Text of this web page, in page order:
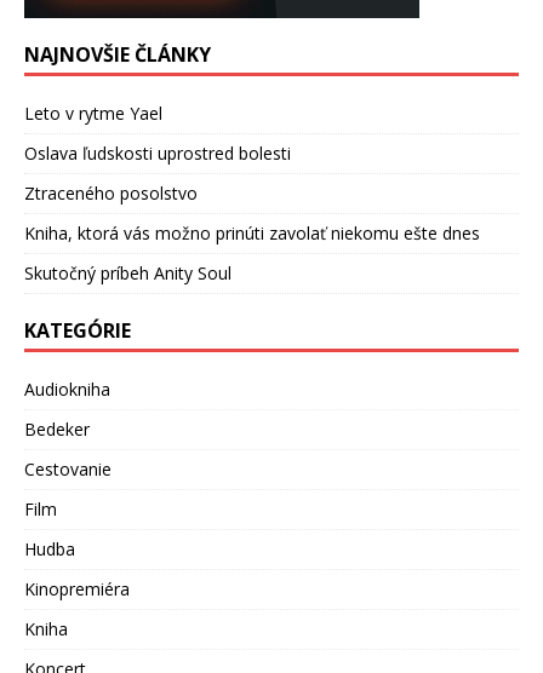
NAJNOVŠIE ČLÁNKY
Leto v rytme Yael
Oslava ľudskosti uprostred bolesti
Ztraceného posolstvo
Kniha, ktorá vás možno prinúti zavolať niekomu ešte dnes
Skutočný príbeh Anity Soul
KATEGÓRIE
Audiokniha
Bedeker
Cestovanie
Film
Hudba
Kinopremiéra
Kniha
Koncert